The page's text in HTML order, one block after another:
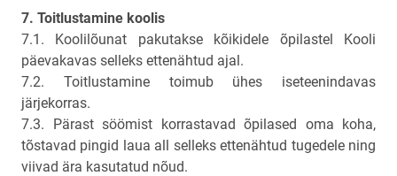
7. Toitlustamine koolis
7.1. Koolilõunat pakutakse kõikidele õpilastel Kooli
päevakavas selleks ettenähtud ajal.
7.2. Toitlustamine toimub ühes iseteenindavas
järjekorras.
7.3. Pärast söömist korrastavad õpilased oma koha,
tõstavad pingid laua all selleks ettenähtud tugedele ning
viivad ära kasutatud nõud.